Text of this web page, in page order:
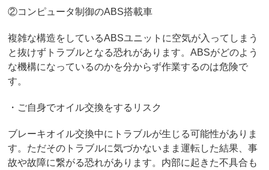
②コンピュータ制御のABS搭載車
複雑な構造をしているABSユニットに空気が入ってしまう
と抜けずトラブルとなる恐れがあります。ABSがどのよう
な機構になっているのかを分からず作業するのは危険で
す。
・ご自身でオイル交換をするリスク
ブレーキオイル交換中にトラブルが生じる可能性がありま
す。ただそのトラブルに気づかないまま運転した結果、事
故や故障に繋がる恐れがあります。内部に起きた不具合も